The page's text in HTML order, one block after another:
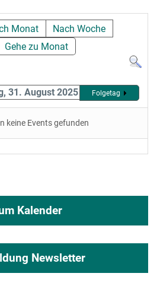
Monat
Nach Woche
Gehe zu Monat
31. August 2025 Folgetag
keine Events gefunden
Kalender
Newsletter